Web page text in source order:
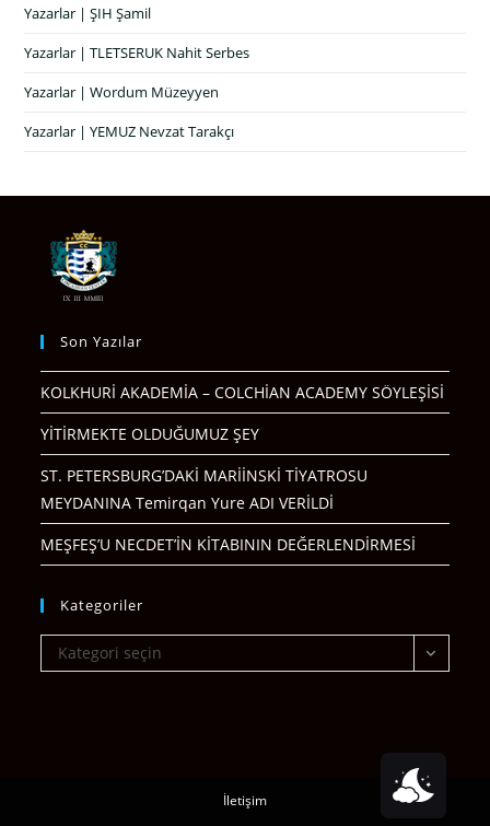
Yazarlar | ŞIH Şamil
Yazarlar | TLETSERUK Nahit Serbes
Yazarlar | Wordum Müzeyyen
Yazarlar | YEMUZ Nevzat Tarakçı
Son Yazılar
KOLKHURİ AKADEMİA – COLCHİAN ACADEMY SÖYLEŞİSİ
YİTİRMEKTE OLDUĞUMUZ ŞEY
ST. PETERSBURG’DAKİ MARİİNSKİ TİYATROSU
MEYDANINA Temirqan Yure ADI VERİLDİ
MEŞFEŞ’U NECDET’İN KİTABININ DEĞERLENDİRMESİ
Kategoriler
Kategoriler
Kategori seçin
İletişim